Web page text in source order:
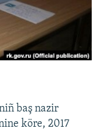
baş nazir
köre, 2017